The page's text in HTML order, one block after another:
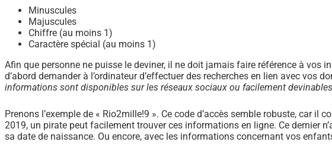
Minuscules
Majuscules
Chiffre (au moins 1)
Caractère spécial (au moins 1)
Afin que personne ne puisse le deviner, il ne doit jamais faire référence à vos
d’abord demander à l’ordinateur d’effectuer des recherches en lien avec vos
informations sont disponibles sur les réseaux sociaux ou facilement
Prenons l’exemple de « Rio2mille!9 ». Ce code d’accès semble robuste, car il
2019, un pirate peut facilement trouver ces informations en ligne. Ce dernier
sa date de naissance. Ou encore, avec les informations concernant vos